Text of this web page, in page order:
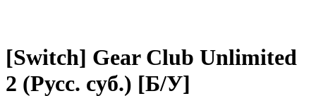
[Switch] Gear Club Unlimited
2 (Русс. суб.) [Б/У]